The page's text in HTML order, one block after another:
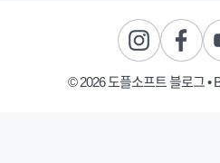
© 2026 도플소프트 블로그•